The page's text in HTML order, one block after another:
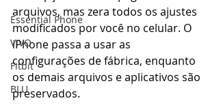
Essential Phone
VIVO
Fitbit
BLU
arquivos, mas zera todos os ajustes
modificados por você no celular. O
iPhone passa a usar as
configurações de fábrica, enquanto
os demais arquivos e aplicativos são
preservados.